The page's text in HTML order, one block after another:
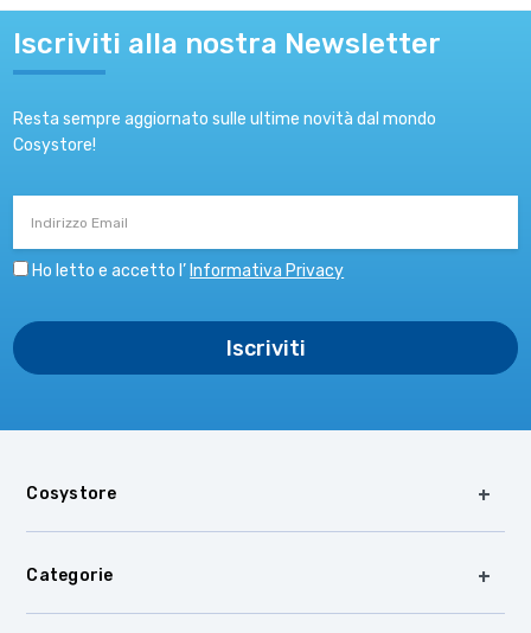
Iscriviti alla nostra Newsletter
Resta sempre aggiornato sulle ultime novità dal mondo
Cosystore!
Ho letto e accetto l’ Informativa Privacy
Cosystore
Categorie